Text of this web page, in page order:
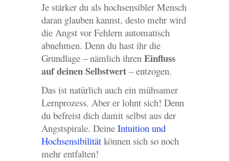
Je stärker du als hochsensibler Mensch
daran glauben kannst, desto mehr wird
die Angst vor Fehlern automatisch
abnehmen. Denn du hast ihr die
Grundlage – nämlich ihren Einfluss
auf deinen Selbstwert– entzogen.
Das ist natürlich auch ein mühsamer
Lernprozess. Aber er lohnt sich! Denn
du befreist dich damit selbst aus der
Angstspirale. Deine Intuition und
Hochsensibilitätkönnen sich so noch
mehr entfalten!